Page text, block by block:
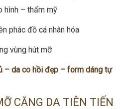
hình – thẩm mỹ
phác đồ cá nhân hóa
vùng hút mỡ
– da co hồi đẹp – form dáng tự
CĂNG DA TIÊN TIẾN